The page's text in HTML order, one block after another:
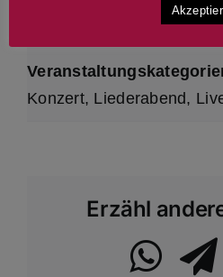
Konzert, Liederabend,
Erzähl